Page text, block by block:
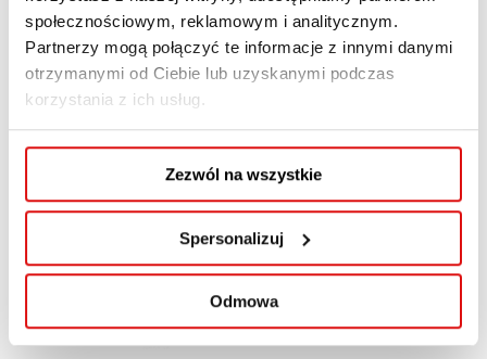
społecznościowym, reklamowym i analitycznym.
Partnerzy mogą połączyć te informacje z innymi danymi
otrzymanymi od Ciebie lub uzyskanymi podczas
korzystania z ich usług.
Zezwól na wszystkie
Spersonalizuj
Odmowa